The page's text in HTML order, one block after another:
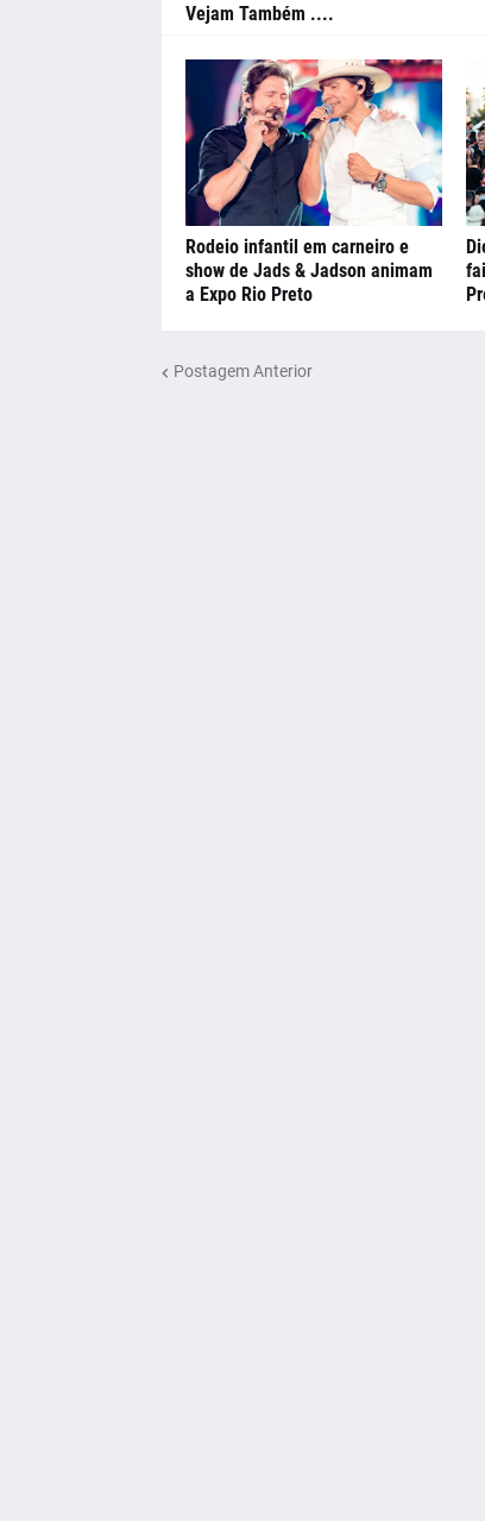
Vejam Também ....
Rodeio infantil em carneiro e
show de Jads & Jadson animam
a Expo Rio Preto
Postagem Anterior